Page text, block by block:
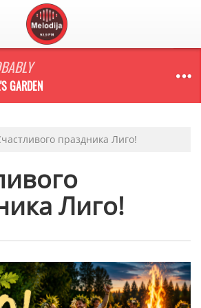
GARDEN
праздника Лиго!
Лиго!